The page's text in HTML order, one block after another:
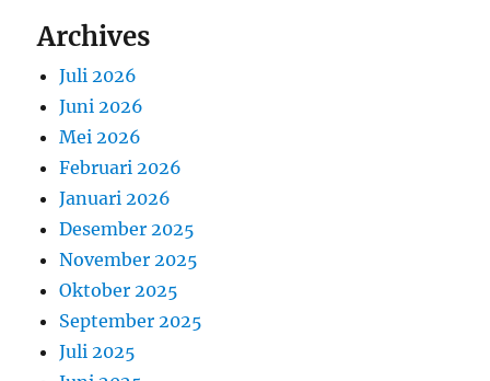
Archives
Juli 2026
Juni 2026
Mei 2026
Februari 2026
Januari 2026
Desember 2025
November 2025
Oktober 2025
September 2025
Juli 2025